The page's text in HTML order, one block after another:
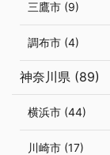
三鷹市 (9)
調布市 (4)
神奈川県 (89)
横浜市 (44)
川崎市 (17)